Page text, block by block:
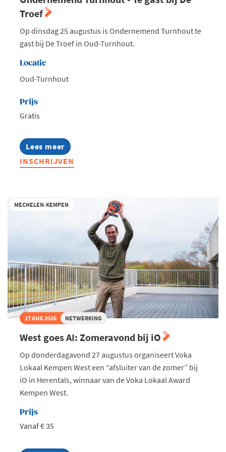
Troef
Op dinsdag 25 augustus is Ondernemend Turnhout te
gast bij De Troef in Oud-Turnhout.
Locatie
Oud-Turnhout
Prijs
Gratis
Lees meer
about
Ondernemend
Turnhout
bij
INSCHRIJVEN
MECHELEN-KEMPEN
27 AUG 2026 NETWERKING
West goes AI: Zomeravond bij iO
Op donderdagavond 27 augustus organiseert Voka
Lokaal Kempen West een “afsluiter van de zomer” bij
iO in Herentals, winnaar van de Voka Lokaal Award
Kempen West.
Prijs
Vanaf € 35